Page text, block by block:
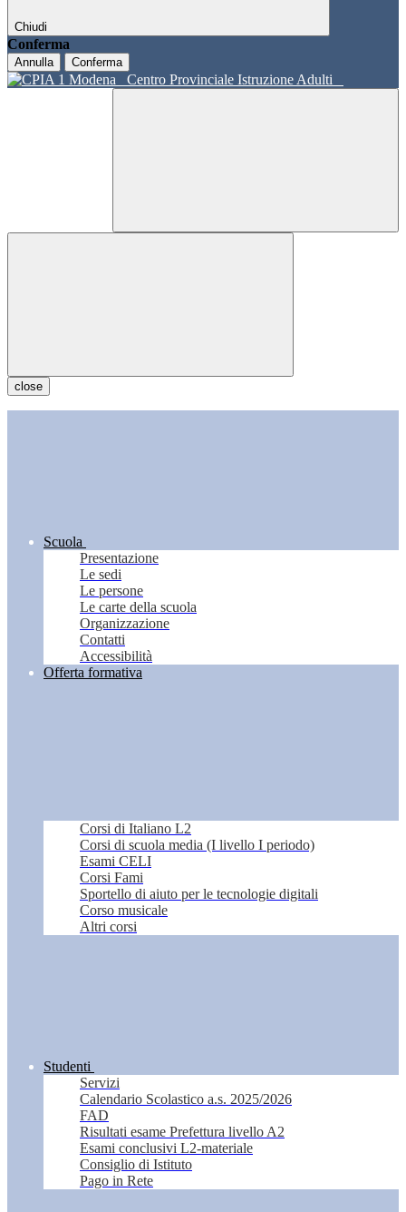
Chiudi
Conferma
Annulla Conferma
Centro Provinciale Istruzione Adulti
close
Scuola
Presentazione
Le sedi
Le persone
Le carte della scuola
Organizzazione
Contatti
Accessibilità
Offerta formativa
Corsi di Italiano L2
Corsi di scuola media (I livello I periodo)
Esami CELI
Corsi Fami
Sportello di aiuto per le tecnologie digitali
Corso musicale
Altri corsi
Studenti
Servizi
Calendario Scolastico a.s. 2025/2026
FAD
Risultati esame Prefettura livello A2
Esami conclusivi L2-materiale
Consiglio di Istituto
Pago in Rete